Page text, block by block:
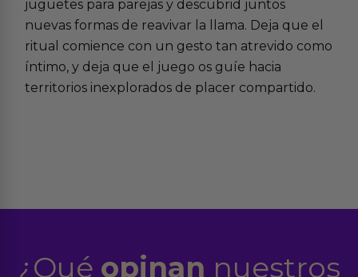
juguetes para parejas y descubrid juntos
nuevas formas de reavivar la llama. Deja que el
ritual comience con un gesto tan atrevido como
íntimo, y deja que el juego os guíe hacia
territorios inexplorados de placer compartido.
¿Qué opinan nuestros